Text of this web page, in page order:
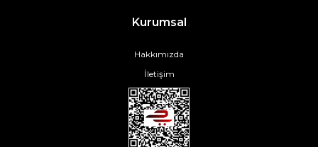
Kurumsal
Hakkımızda
İletişim